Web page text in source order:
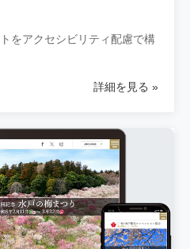
をアクセシビリティ配慮で構
詳細を見る